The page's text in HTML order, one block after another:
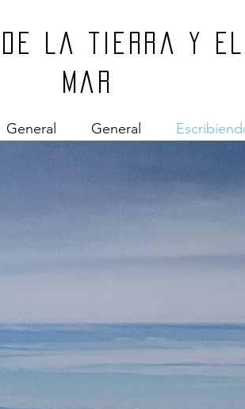
de la tierra y el
mar
General General
Disculpame